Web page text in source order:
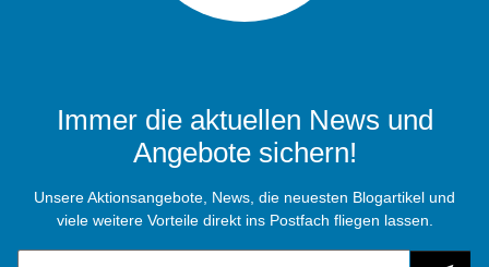
Immer die aktuellen News und
Angebote sichern!
Unsere Aktionsangebote, News, die neuesten Blogartikel und
viele weitere Vorteile direkt ins Postfach fliegen lassen.